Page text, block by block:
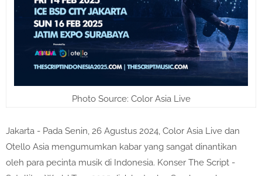
Photo Source: Color Asia Live
Jakarta - Pada Senin, 26 Agustus 2024, Color Asia Live dan
Otello Asia mengumumkan kabar yang sangat dinantikan
oleh para pecinta musik di Indonesia. Konser The Script -